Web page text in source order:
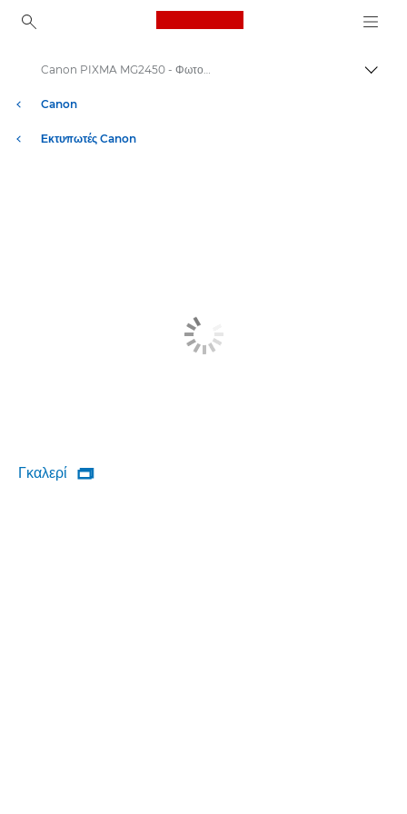
Canon Logo, back to
Canon
Εκτυπωτές Canon
Canon PIXMA MG2450 - Φωτογραφικοί εκτυπωτές inkjet
Γκαλερί 